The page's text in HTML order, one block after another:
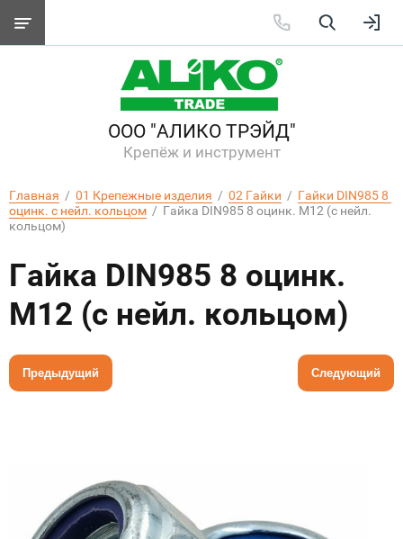
ООО "АЛИКО ТРЭЙД"
Крепёж и инструмент
Главная
  /
01 Крепежные изделия
  /
02 Гайки
  /
Гайки DIN985 8
оцинк. с нейл. кольцом
  /  Гайка DIN985 8 оцинк. M12 (с нейл.
кольцом)
Гайка DIN985 8 оцинк.
M12 (с нейл. кольцом)
Предыдущий Следующий